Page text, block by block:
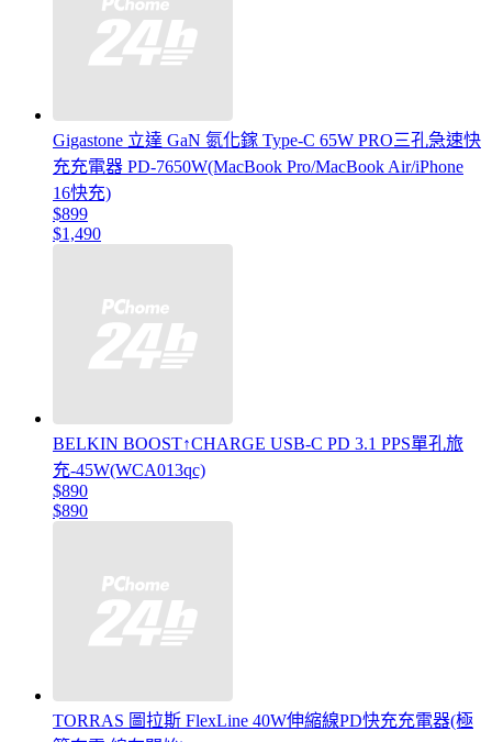
Gigastone 立達 GaN 氮化鎵 Type-C 65W PRO三孔急速快
充充電器 PD-7650W(MacBook Pro/MacBook Air/iPhone
16快充)
$899
$1,490
BELKIN BOOST↑CHARGE USB-C PD 3.1 PPS單孔旅
充-45W(WCA013qc)
$890
$890
TORRAS 圖拉斯 FlexLine 40W伸縮線PD快充充電器(極